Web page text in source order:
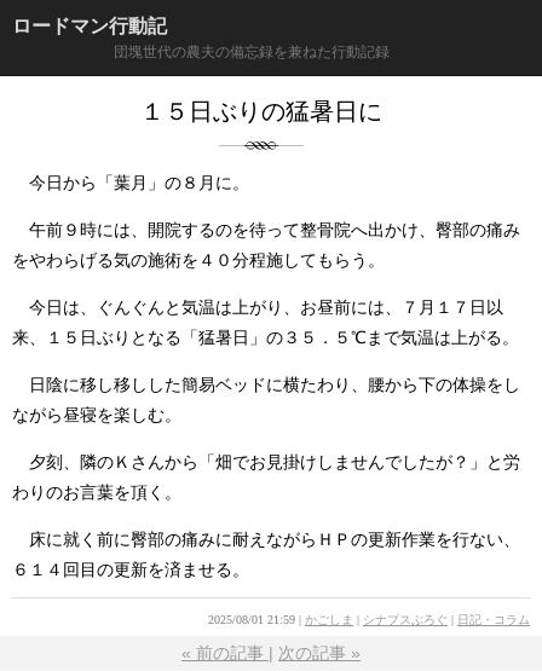
ロードマン行動記
団塊世代の農夫の備忘録を兼ねた行動記録
１５日ぶりの猛暑日に
今日から「葉月」の８月に。
午前９時には、開院するのを待って整骨院へ出かけ、臀部の痛み
をやわらげる気の施術を４０分程施してもらう。
今日は、ぐんぐんと気温は上がり、お昼前には、７月１７日以
来、１５日ぶりとなる「猛暑日」の３５．５℃まで気温は上がる。
日陰に移し移しした簡易ベッドに横たわり、腰から下の体操をし
ながら昼寝を楽しむ。
夕刻、隣のＫさんから「畑でお見掛けしませんでしたが？」と労
わりのお言葉を頂く。
床に就く前に臀部の痛みに耐えながらＨＰの更新作業を行ない、
６１４回目の更新を済ませる。
2025/08/01 21:59 かごしま シナプスぶろぐ 日記・コラム
« 前の記事 次の記事 »